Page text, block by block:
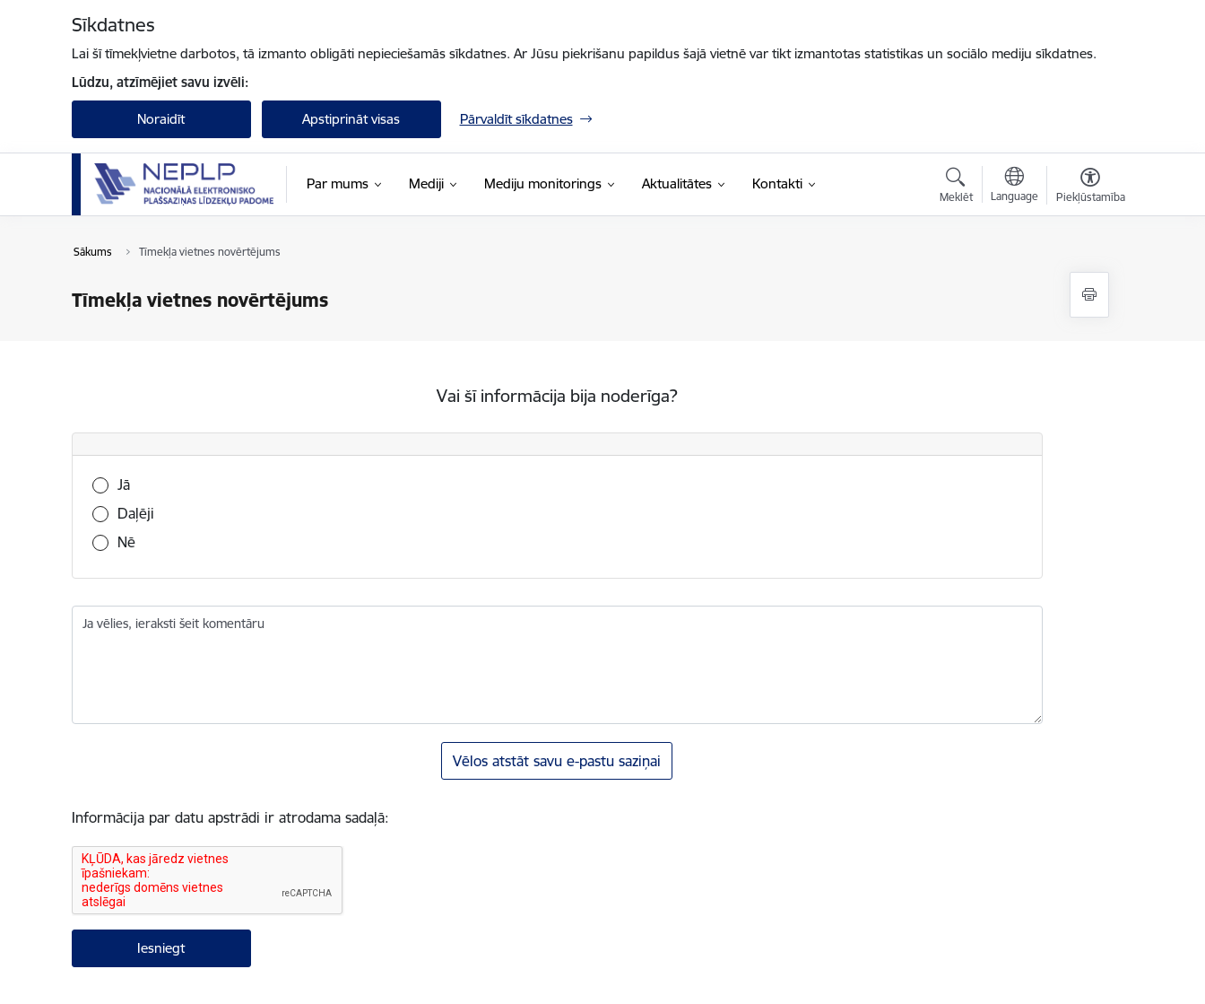
Sīkdatnes
Lai šī tīmekļvietne darbotos, tā izmanto obligāti nepieciešamās sīkdatnes. Ar Jūsu piekrišanu papildus šajā vietnē var tikt izmantotas statistikas un sociālo mediju sīkdatnes.
Lūdzu, atzīmējiet savu izvēli:
Noraidīt Apstiprināt visas Pārvaldīt sīkdatnes
Par mums Mediji Mediju monitorings Aktualitātes Kontakti
Meklēt Language Piekļūstamība
Sākums Tīmekļa vietnes novērtējums
Tīmekļa vietnes novērtējums
Vai šī informācija bija noderīga?
Vai šī informācija bija noderīga?
Jā
Daļēji
Nē
Ja vēlies, ieraksti šeit komentāru
Vēlos atstāt savu e-pastu saziņai
Informācija par datu apstrādi ir atrodama sadaļā: